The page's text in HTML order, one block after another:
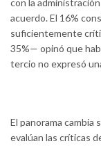
con la
acuerdo. El 16%
suficientemente
35%— opinó que
tercio no expresó
El panorama
evalúan las críticas